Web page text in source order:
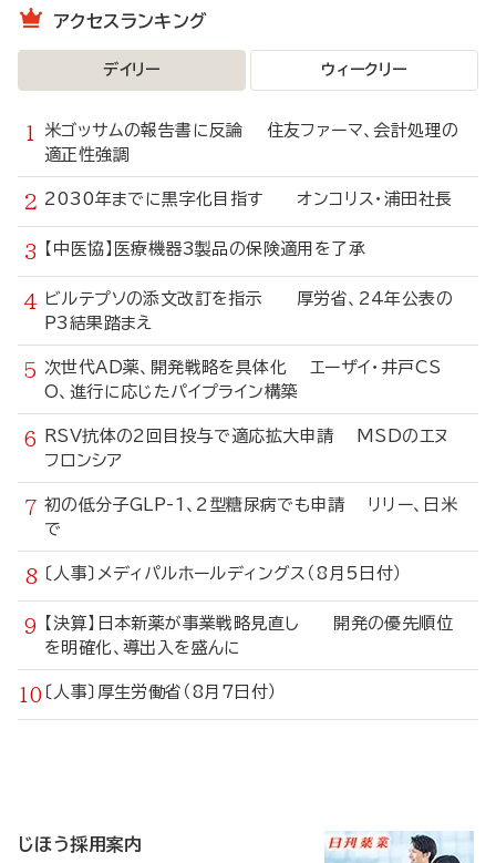
アクセスランキング
デイリー ウィークリー
米ゴッサムの報告書に反論 住友ファーマ、会計処理の
適正性強調
2030年までに黒字化目指す オンコリス・浦田社長
【中医協】医療機器3製品の保険適用を了承
ビルテプソの添文改訂を指示 厚労省、24年公表の
P3結果踏まえ
次世代AD薬、開発戦略を具体化 エーザイ・井戸CS
O、進行に応じたパイプライン構築
RSV抗体の2回目投与で適応拡大申請 MSDのエヌ
フロンシア
初の低分子GLP-1、2型糖尿病でも申請 リリー、日米
で
〔人事〕メディパルホールディングス（8月5日付）
【決算】日本新薬が事業戦略見直し 開発の優先順位
を明確化、導出入を盛んに
〔人事〕厚生労働省（8月7日付）
じほう採用案内